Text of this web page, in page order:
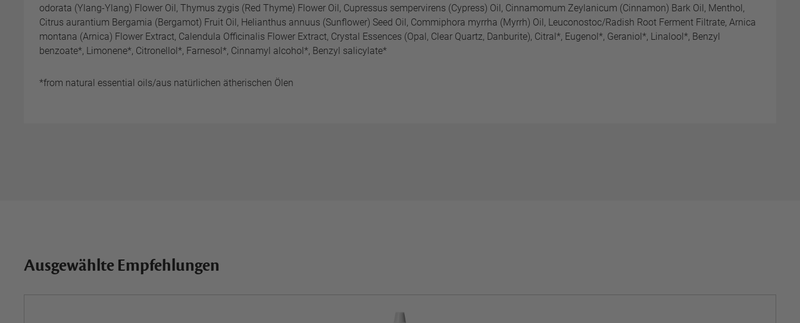
odorata (Ylang-Ylang) Flower Oil, Thymus zygis (Red Thyme) Flower Oil, Cupressus sempervirens (Cypress) Oil, Cinnamomum Zeylanicum (Cinnamon) Bark Oil, Menthol,
Citrus aurantium Bergamia (Bergamot) Fruit Oil, Helianthus annuus (Sunflower) Seed Oil, Commiphora myrrha (Myrrh) Oil, Leuconostoc/Radish Root Ferment Filtrate, Arnica
montana (Arnica) Flower Extract, Calendula Officinalis Flower Extract, Crystal Essences (Opal, Clear Quartz, Danburite), Citral*, Eugenol*, Geraniol*, Linalool*, Benzyl
benzoate*, Limonene*, Citronellol*, Farnesol*, Cinnamyl alcohol*, Benzyl salicylate*
*from natural essential oils/aus natürlichen ätherischen Ölen
Ausgewählte Empfehlungen